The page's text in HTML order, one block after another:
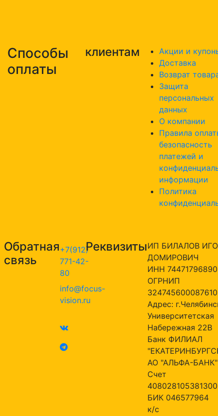
Способы
оплаты
клиентам
Акции и
Доставка
Возврат
Защита
персональных
данных
О компании
Правила
безопасность
платежей и
информации
Политика
Обратная
связь
+7(912)
771-42-
80
info@focus-
vision.ru
РеквизитыИП БИЛАЛОВ
ДОМИРОВИЧ
ИНН
ОГРНИП
324745600087610
Адрес:
Университетская
Набережная 22В
Банк ФИЛИАЛ
АО "АЛЬФА-БАНК"
Счет
БИК 046577964
к/с